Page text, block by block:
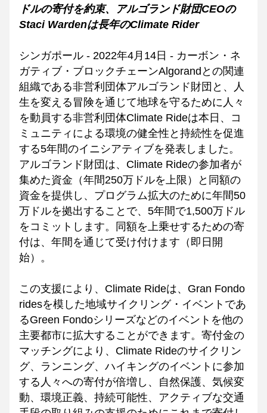
ドルの寄付を約束、アルゴランド財団CEOの
Staci Wardenは長年のClimate Rider
シンガポール - 2022年4月14日 - カーボン・ネ
ガティブ・ブロックチェーンAlgorandとの関連
組織である非営利団体アルゴランド財団と、人
生を変える冒険を通じて地球を守るために人々
を動員する非営利団体Climate Rideは本日、コ
ミュニティによる環境の健全性と持続性を促進
する5年間のイニシアティブを発表しました。
アルゴランド財団は、Climate Rideの参加者が
集めた資金（年間250万ドルを上限）と同額の
資金を提供し、プログラム拡大のために年間50
万ドルを拠出することで、5年間で1,500万ドル
をコミットします。同額を上乗せするための寄
付は、年間を通じて受け付けます（即日開
始）。
この支援により、Climate Rideは、Gran Fondo
ridesを模した地域サイクリング・イベントであ
るGreen Fondoシリーズなどのイベントを他の
主要都市に拡大することができます。寄付金の
マッチングにより、Climate Rideのサイクリン
グ、ランニング、ハイキングのイベントに参加
する人々への寄付が倍増し、自然保護、気候変
動、環境正義、持続可能性、アクティブな交通